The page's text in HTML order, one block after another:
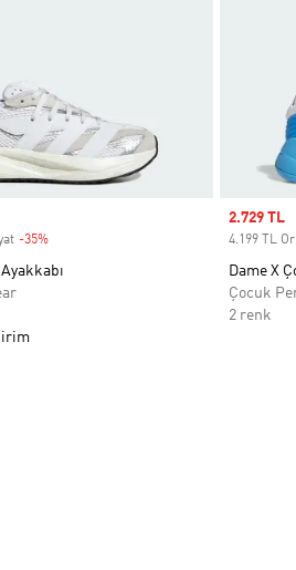
-35%Discount
Sale price
2.729 TL
4.199 TL
Dame X
Çocuk
2 renk